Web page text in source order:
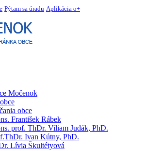
Pýtam sa úradu Aplikácia o+
Močenok
obce
František Rábek
prof. ThDr. Viliam Judák, PhD.
Ivan Kútny, PhD.
Lívia Škultétyová